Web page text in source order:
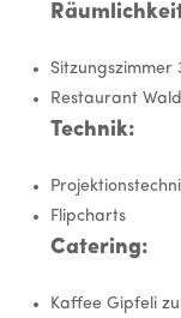
Sitzungszimmer
Restaurant
Technik:
Flipcharts
Catering:
Kaffee Gipfeli